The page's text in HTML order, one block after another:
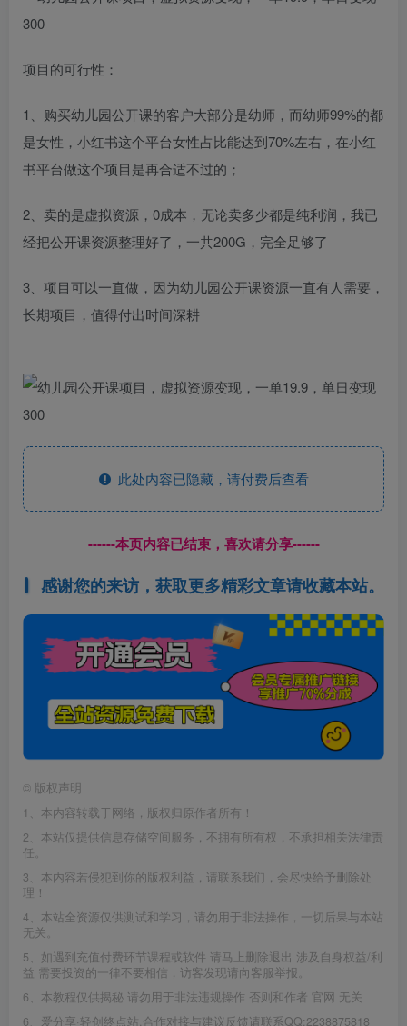
项目的可行性：
1、购买幼儿园公开课的客户大部分是幼师，而幼师99%的都
是女性，小红书这个平台女性占比能达到70%左右，在小红
书平台做这个项目是再合适不过的；
2、卖的是虚拟资源，0成本，无论卖多少都是纯利润，我已
经把公开课资源整理好了，一共200G，完全足够了
3、项目可以一直做，因为幼儿园公开课资源一直有人需要，
长期项目，值得付出时间深耕
此处内容已隐藏，请付费后查看
------本页内容已结束，喜欢请分享------
感谢您的来访，获取更多精彩文章请收藏本站。
© 版权声明
1、本内容转载于网络，版权归原作者所有！
2、本站仅提供信息存储空间服务，不拥有所有权，不承担相关法律责
任。
3、本内容若侵犯到你的版权利益，请联系我们，会尽快给予删除处
理！
4、本站全资源仅供测试和学习，请勿用于非法操作，一切后果与本站
无关。
5、如遇到充值付费环节课程或软件 请马上删除退出 涉及自身权益/利
益 需要投资的一律不要相信，访客发现请向客服举报。
6、本教程仅供揭秘 请勿用于非法违规操作 否则和作者 官网 无关
6、爱分享·轻创终点站,合作对接与建议反馈请联系QQ:2238875818